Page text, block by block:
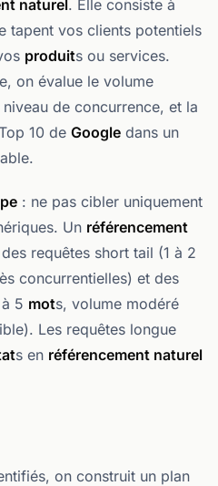
naturel. Elle consiste à
tapent vos clients potentiels
produits ou services.
on évalue le volume
niveau de concurrence, et la
10 de Google dans un
: ne pas cibler uniquement
Un référencement
requêtes short tail (1 à 2
concurrentielles) et des
5 mots, volume modéré
Les requêtes longue
s en référencement naturel
on construit un plan